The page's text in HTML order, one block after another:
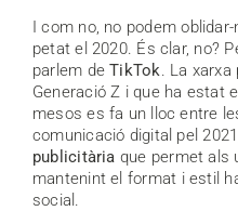
I com no, no podem
petat el 2020. És clar, no?
parlem deTikTok. La xarxa
Generació Z i que ha estat
mesos es fa un lloc entre
comunicació digital pel
publicitària que permet als
mantenint el format i estil
social.